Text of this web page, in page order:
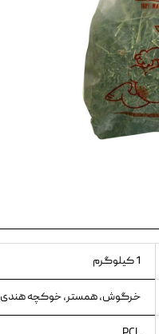
1 کیلوگرم
خرگوش، همستر، خوکچه هندی